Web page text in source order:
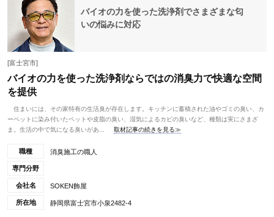
バイオの力を使った洗浄剤でさまざまな匂
いの悩みに対応
[富士宮市]
バイオの力を使った洗浄剤ならではの消臭力で快適な空間
を提供
住まいには、その家特有の生活臭が存在します。キッチンに蓄積された油やゴミの臭い、カ
ーペットに染み付いたペットや皮脂の臭い、湿気によるカビの臭いなど、種類は実にさまざ
ま。生活の中で気になる臭いがあ...
取材記事の続きを見る≫
職種 消臭施工の職人
専門分野
会社名 SOKEN飾屋
所在地 静岡県富士宮市小泉2482-4